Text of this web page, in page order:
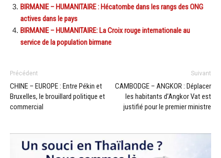
BIRMANIE – HUMANITAIRE : Hécatombe dans les rangs des ONG
actives dans le pays
BIRMANIE – HUMANITAIRE: La Croix rouge internationale au
service de la population birmane
Précédent
CHINE – EUROPE : Entre Pékin et
Bruxelles, le brouillard politique et
commercial
Suivant
CAMBODGE – ANGKOR : Déplacer
les habitants d’Angkor Vat est
justifié pour le premier ministre